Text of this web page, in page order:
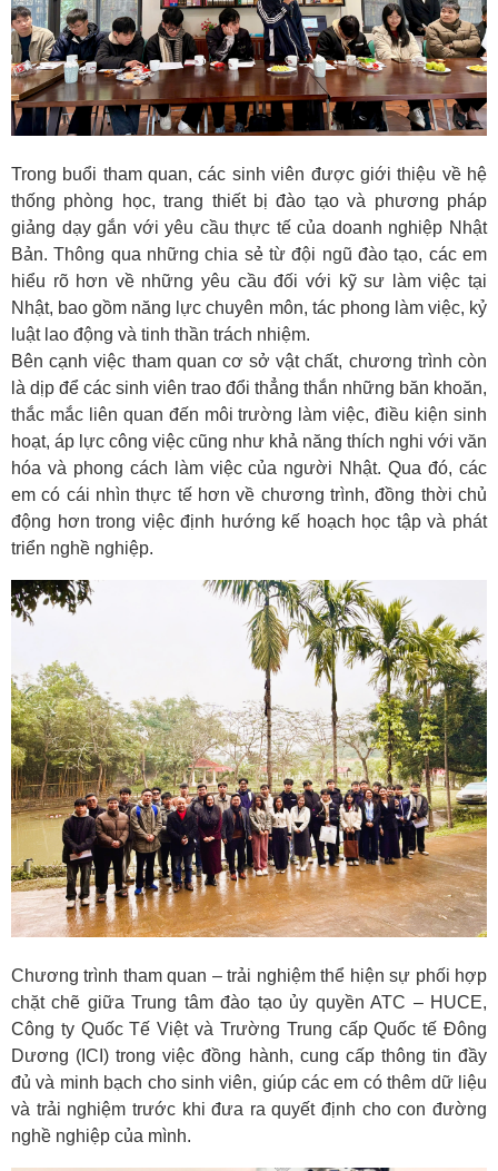
Trong buổi tham quan, các sinh viên được giới thiệu về hệ
thống phòng học, trang thiết bị đào tạo và phương pháp
giảng dạy gắn với yêu cầu thực tế của doanh nghiệp Nhật
Bản. Thông qua những chia sẻ từ đội ngũ đào tạo, các em
hiểu rõ hơn về những yêu cầu đối với kỹ sư làm việc tại
Nhật, bao gồm năng lực chuyên môn, tác phong làm việc, kỷ
luật lao động và tinh thần trách nhiệm.
Bên cạnh việc tham quan cơ sở vật chất, chương trình còn
là dịp để các sinh viên trao đổi thẳng thắn những băn khoăn,
thắc mắc liên quan đến môi trường làm việc, điều kiện sinh
hoạt, áp lực công việc cũng như khả năng thích nghi với văn
hóa và phong cách làm việc của người Nhật. Qua đó, các
em có cái nhìn thực tế hơn về chương trình, đồng thời chủ
động hơn trong việc định hướng kế hoạch học tập và phát
triển nghề nghiệp.
Chương trình tham quan – trải nghiệm thể hiện sự phối hợp
chặt chẽ giữa Trung tâm đào tạo ủy quyền ATC – HUCE,
Công ty Quốc Tế Việt và Trường Trung cấp Quốc tế Đông
Dương (ICI) trong việc đồng hành, cung cấp thông tin đầy
đủ và minh bạch cho sinh viên, giúp các em có thêm dữ liệu
và trải nghiệm trước khi đưa ra quyết định cho con đường
nghề nghiệp của mình.